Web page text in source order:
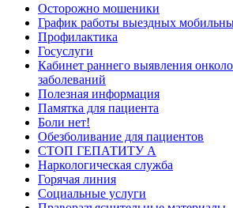
Осторожно мошеники
График работы выездных
Профилактика
Госуслуги
Кабинет раннего выявления
заболеваний
Полезная информация
Памятка для пациента
Боли нет!
Обезболивание для пациентов
СТОП ГЕПАТИТУ А
Наркологическая служба
Горячая линия
Социальные услуги